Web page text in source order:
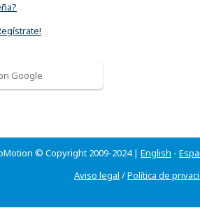
Google
© Copyright 2009-2024 | English -
Aviso legal /Política de